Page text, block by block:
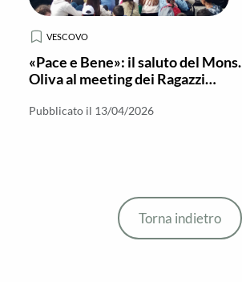
VESCOVO
«Pace e Bene»: il saluto del Mons.
Oliva al meeting dei Ragazzi
Pubblicato il 13/04/2026
Torna indietro